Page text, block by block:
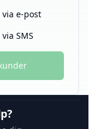
e-post
SMS